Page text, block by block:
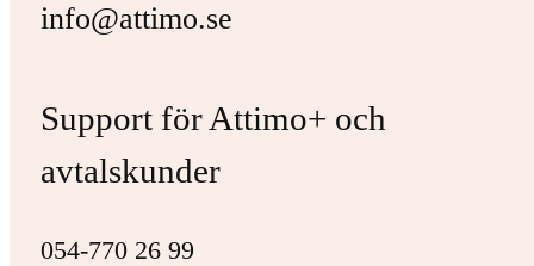
info@attimo.se
Support för Attimo+ och
avtalskunder
054-770 26 99